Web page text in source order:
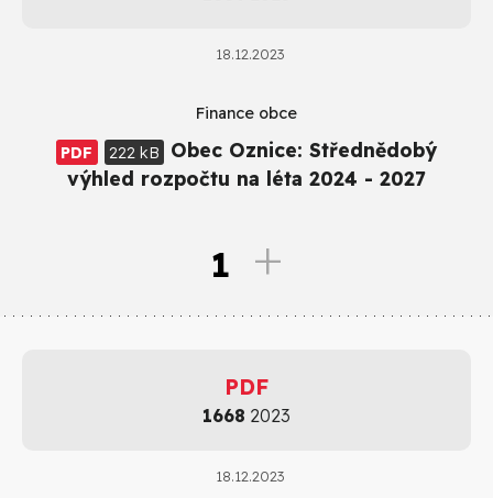
18.12.2023
Finance obce
PDF
222 kB Obec Oznice: Střednědobý
výhled rozpočtu na léta 2024 - 2027
1
PDF
1668 2023
18.12.2023